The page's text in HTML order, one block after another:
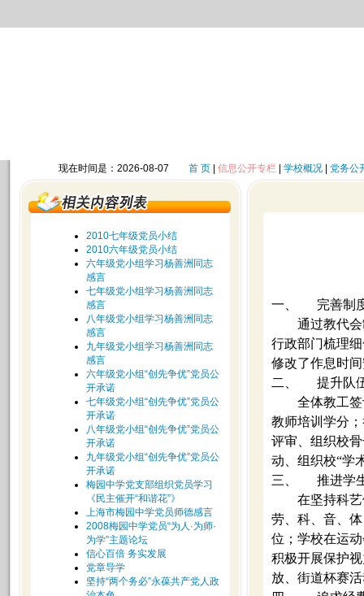
现在时间是：2026-08-07 首 页| 信息公开专栏| 学校概况| 党务公
2010七年级党员小结
2010六年级党员小结
六年级党小组学习杨善洲同志
感言
七年级党小组学习杨善洲同志
感言
八年级党小组学习杨善洲同志
感言
九年级党小组学习杨善洲同志
感言
六年级党小组“创先争优”党员公
开承诺
七年级党小组“创先争优”党员公
开承诺
八年级党小组“创先争优”党员公
开承诺
九年级党小组“创先争优”党员公
开承诺
梅园中学党支部组织党员学习
《民主催开“和谐花”》
上海市梅园中学党员师德感言
2008梅园中学党员“为人·为师·
为学”主题论坛
信心百倍 务实发展
党章导学
坚持“两个务必”永葆共产党人政
一、
完善制
通过教代
行政部门梳理
修改了作息时
二、
提升队
全体教工
教师培训学分
评审、组织校
动、组织校“学
三、
推进学
在坚持科
劳、科、音、
位；学校在运
积极开展保护
放、街道杯赛